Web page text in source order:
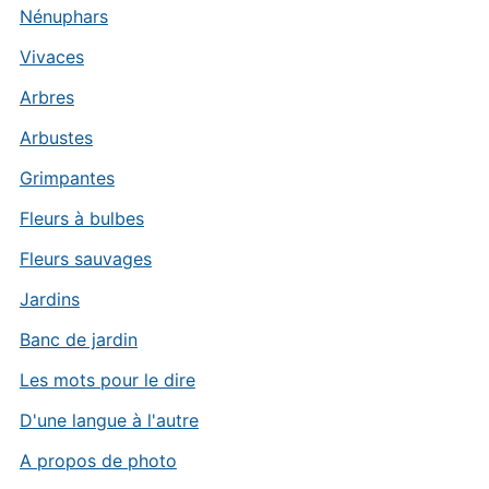
Nénuphars
Vivaces
Arbres
Arbustes
Grimpantes
Fleurs à bulbes
Fleurs sauvages
Jardins
Banc de jardin
Les mots pour le dire
D'une langue à l'autre
A propos de photo